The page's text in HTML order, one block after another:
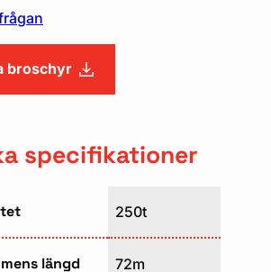
broschyr
specifikationer
250t
längd 72m